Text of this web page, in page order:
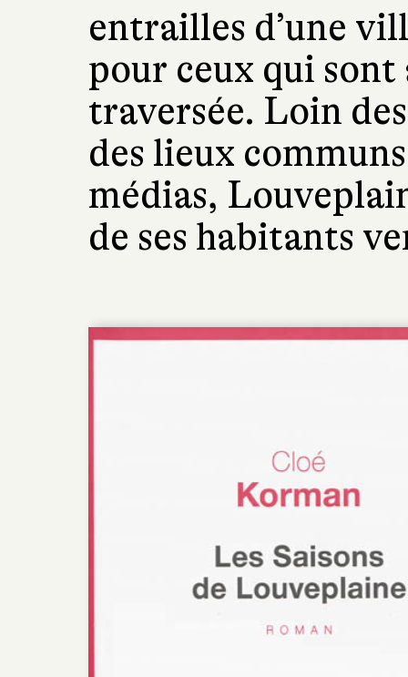
entrailles d’une
pour ceux qui
traversée. Loin
des lieux
médias,
de ses habitants